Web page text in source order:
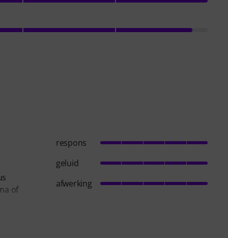
of
respons
geluid
afwerking